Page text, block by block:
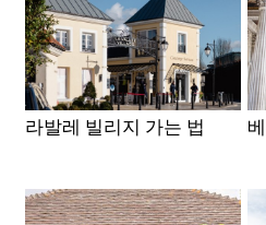
라발레 빌리지 가는 법